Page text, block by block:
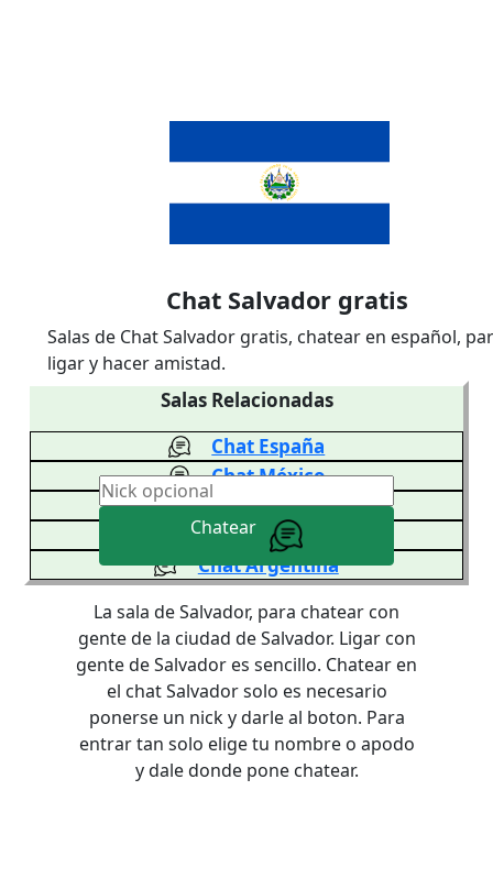
Salas Relacionadas
Chat España
Chat México
Chat Venezuela
Chat Colombia
Chat Argentina
Chat Salvador gratis
Salas de Chat Salvador gratis, chatear en español,
ligar y hacer amistad.
Chatear
La sala de Salvador, para chatear con
gente de la ciudad de Salvador. Ligar con
gente de Salvador es sencillo. Chatear en
el chat Salvador solo es necesario
ponerse un nick y darle al boton. Para
entrar tan solo elige tu nombre o apodo
y dale donde pone chatear.